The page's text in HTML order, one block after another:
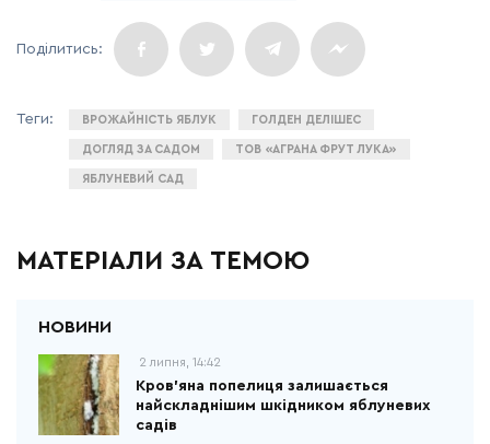
ВРОЖАЙНІСТЬ ЯБЛУК ГОЛДЕН ДЕЛІШЕС
ДОГЛЯД ЗА САДОМ ТОВ «АГРАНА ФРУТ ЛУКА»
ЯБЛУНЕВИЙ САД
МАТЕРІАЛИ ЗА ТЕМОЮ
2 липня, 14:42
Кров’яна попелиця залишається
найскладнішим шкідником яблуневих
садів